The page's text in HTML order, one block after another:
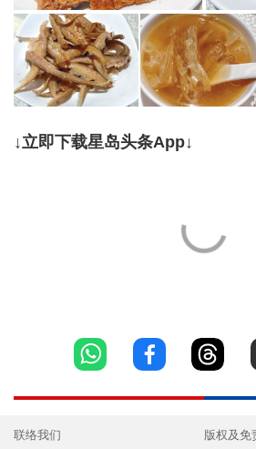
↓立即下载星岛头条App↓
联络我们 版权及免